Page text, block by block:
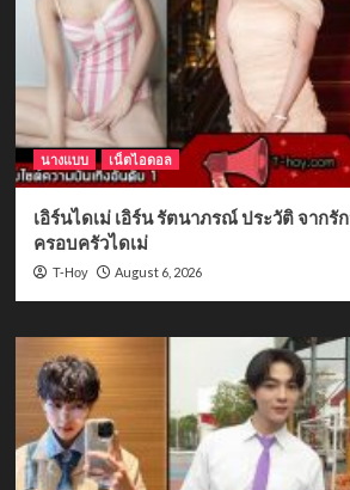
นางแบบ เน็ตไอดอล
เอิร์นไดเม่ เอิร์น รัตนาภรณ์ ประวัติ จากรั
ครอบครัวไดเม่
T-Hoy August 6, 2026